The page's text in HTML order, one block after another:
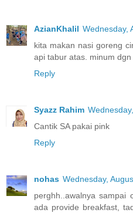
AzianKhalil Wednesday,
kita makan nasi goreng
api tabur atas. minum
Reply
Syazz Rahim
Cantik SA pakai pink
Reply
nohas Wednesday,
perghh..awalnya sampai
ada provide breakfast,